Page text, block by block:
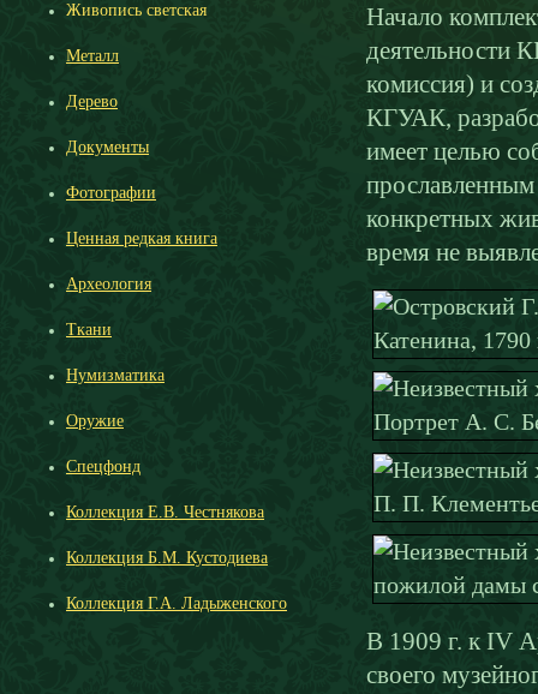
Живопись светская
Металл
Дерево
Документы
Фотографии
Ценная редкая книга
Археология
Ткани
Нумизматика
Оружие
Спецфонд
Коллекция Е.В. Честнякова
Коллекция Б.М. Кустодиева
Коллекция Г.А. Ладыженского
Начало
деятельности
комиссия) и
КГУАК,
имеет целью
конкретных
время не
В 1909 г. к IV
своего